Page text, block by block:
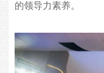
的领导力素养。